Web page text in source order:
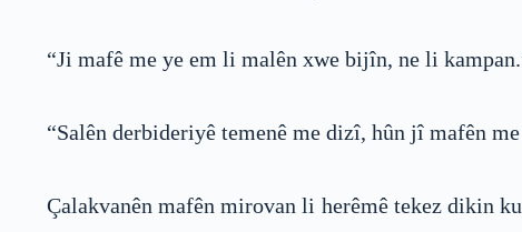
“Ji mafê me ye em li malên xwe bijîn, ne li
“Salên derbideriyê temenê me dizî, hûn jî mafên
Çalakvanên mafên mirovan li herêmê tekez dikin